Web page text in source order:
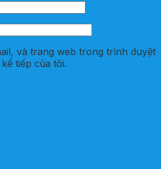
và trang web trong trình duyệt
tiếp của tôi.